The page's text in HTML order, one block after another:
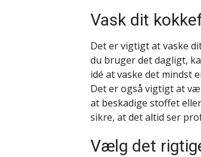
Vask dit
Det er vigtigt at vaske
du bruger det dagligt,
idé at vaske det mindst
Det er også vigtigt at
at beskadige stoffet
sikre, at det altid ser
Vælg det